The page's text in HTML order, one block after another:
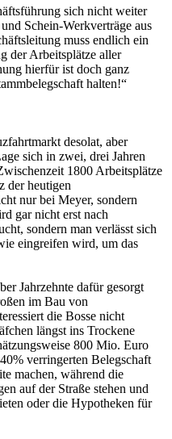
sich nicht weiter
Schein-Werkverträge aus
muss endlich ein
der Arbeitsplätze aller
hierfür ist doch ganz
halten!“
desolat, aber
sich in zwei, drei Jahren
1800 Arbeitsplätze
der heutigen
nur bei Meyer, sondern
gar nicht erst nach
sondern man verlässt sich
eingreifen wird, um das
Jahrzehnte dafür gesorgt
im Bau von
die Bosse nicht
längst ins Trockene
800 Mio. Euro
verringerten Belegschaft
machen, während die
auf der Straße stehen und
oder die Hypotheken für